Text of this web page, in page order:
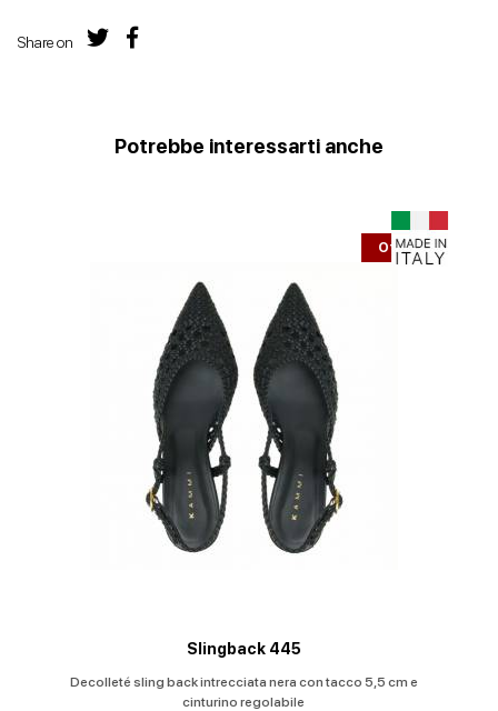
Share on
Potrebbe interessarti anche
Offerta
Slingback 445
Decolleté sling back intrecciata nera con tacco 5,5 cm e
cinturino regolabile